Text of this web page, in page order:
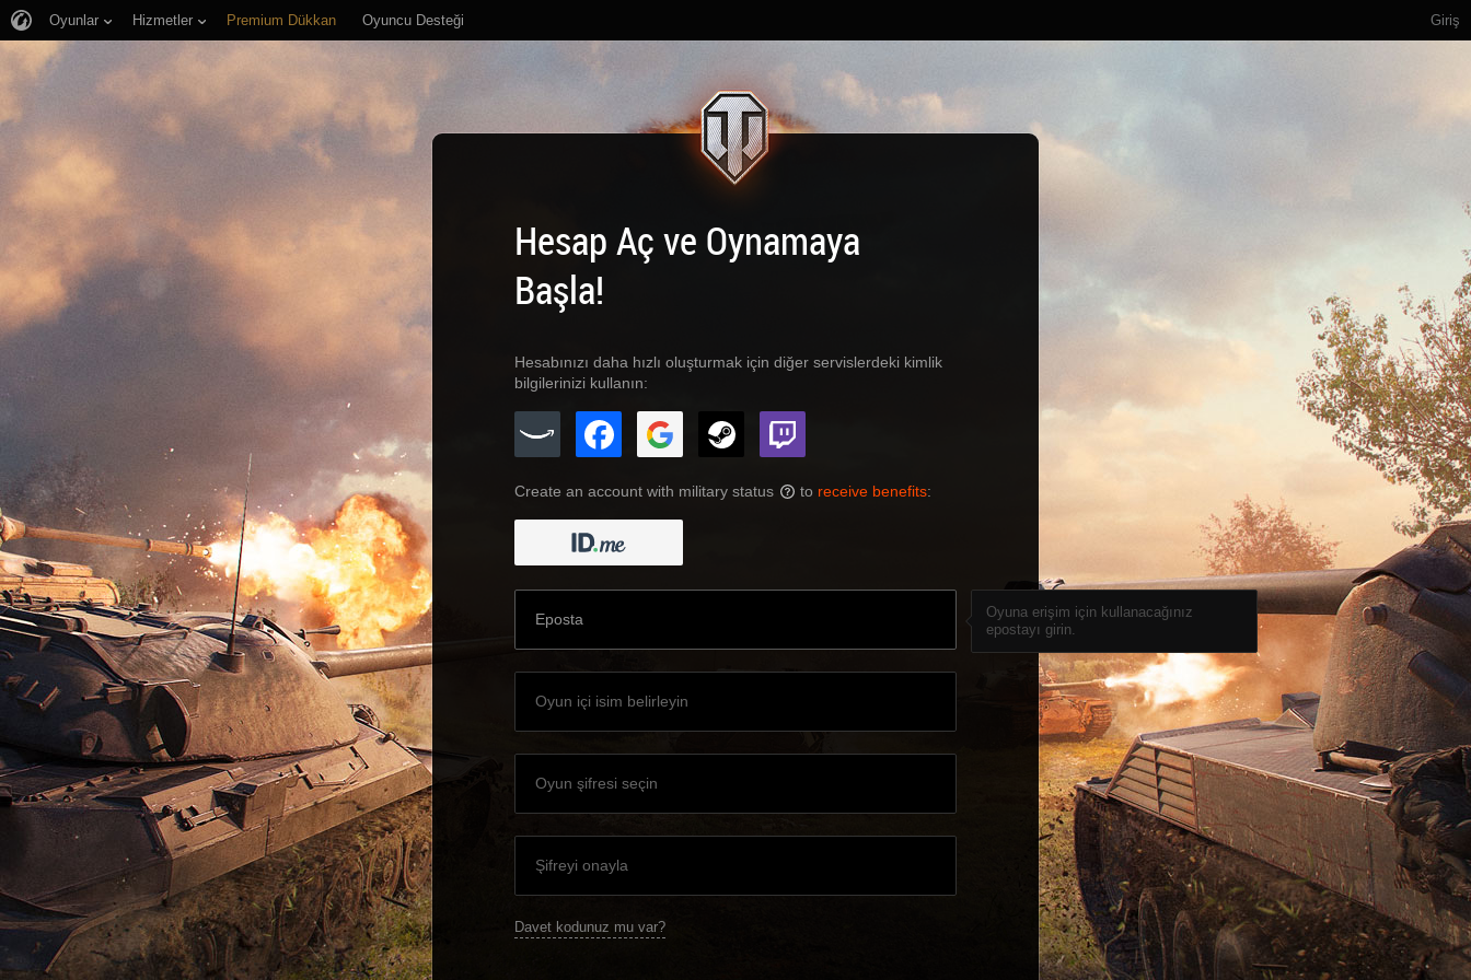
Giriş
Oyunlar Hizmetler Premium Dükkan Oyuncu Desteği
Hesap Aç ve Oynamaya
Başla!
Hesabınızı daha hızlı oluşturmak için diğer servislerdeki kimlik
bilgilerinizi kullanın:
Create an account with military status ? to receive benefits:
Oyuna erişim için kullanacağınız
epostayı girin.
Davet kodunuz mu var?